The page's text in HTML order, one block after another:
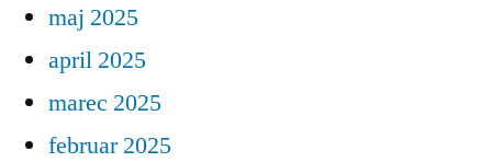
maj 2025
april 2025
marec 2025
februar 2025